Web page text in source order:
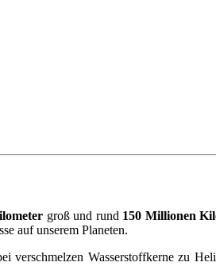
groß und rund 150 Millionen
auf unserem Planeten.
verschmelzen Wasserstoffkerne zu